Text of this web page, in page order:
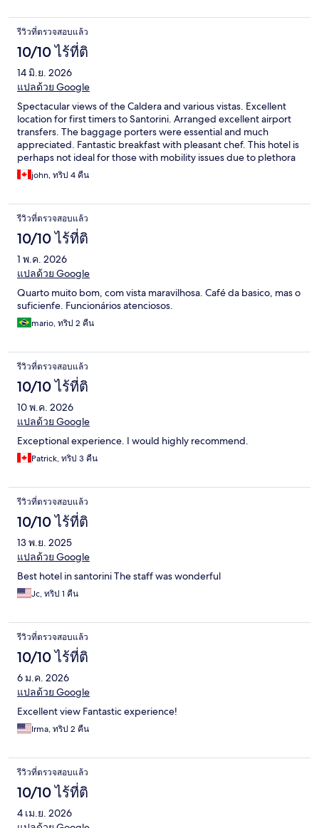
รีวิวที่ตรวจสอบแล้ว
10/10 ไร้ที่ติ
14 มิ.ย. 2026
แปลด้วย Google
Spectacular views of the Caldera and various vistas. Excellent
location for first timers to Santorini. Arranged excellent airport
transfers. The baggage porters were essential and much
appreciated. Fantastic breakfast with pleasant chef. This hotel is
perhaps not ideal for those with mobility issues due to plethora
of steps involved.
john, ทริป 4 คืน
รีวิวที่ตรวจสอบแล้ว
10/10 ไร้ที่ติ
1 พ.ค. 2026
แปลด้วย Google
Quarto muito bom, com vista maravilhosa. Café da basico, mas o
suficienfe. Funcionários atenciosos.
mario, ทริป 2 คืน
รีวิวที่ตรวจสอบแล้ว
10/10 ไร้ที่ติ
10 พ.ค. 2026
แปลด้วย Google
Exceptional experience. I would highly recommend.
Patrick, ทริป 3 คืน
รีวิวที่ตรวจสอบแล้ว
10/10 ไร้ที่ติ
13 พ.ย. 2025
แปลด้วย Google
Best hotel in santorini The staff was wonderful
Jc, ทริป 1 คืน
รีวิวที่ตรวจสอบแล้ว
10/10 ไร้ที่ติ
6 ม.ค. 2026
แปลด้วย Google
Excellent view Fantastic experience!
Irma, ทริป 2 คืน
รีวิวที่ตรวจสอบแล้ว
10/10 ไร้ที่ติ
4 เม.ย. 2026